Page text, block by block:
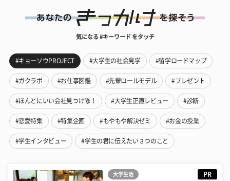
気になる #キーワード をタッチ
#キョーソウPROJECT #大学生の社会見学 #留学ロードマップ
#ガクラボ #お仕事図鑑 #先輩ロールモデル #プレゼント
#ほんとにいい会社見つけ隊！ #大学生正直レビュー #診断
#恋愛特集 #特集企画 #もやもや解決ゼミ #お金の授業
#学生インタビュー #学生の君に伝えたい３つのこと
大学生活 PR